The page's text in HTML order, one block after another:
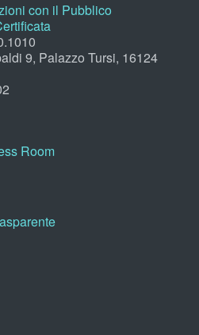
con il Pubblico
9, Palazzo Tursi, 16124
Room